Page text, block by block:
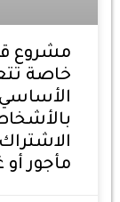
خاصة
مأجور أو